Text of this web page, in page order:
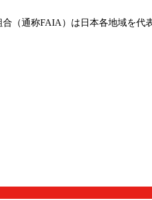
（通称FAIA）は日本各地域を